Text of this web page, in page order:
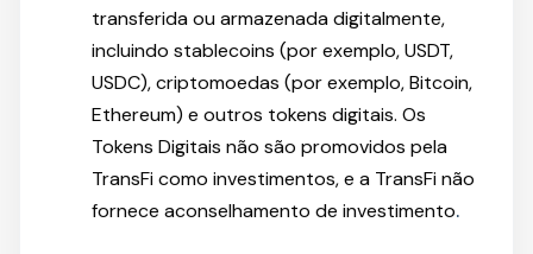
transferida ou armazenada digitalmente,
incluindo stablecoins (por exemplo, USDT,
USDC), criptomoedas (por exemplo, Bitcoin,
Ethereum) e outros tokens digitais. Os
Tokens Digitais não são promovidos pela
TransFi como investimentos, e a TransFi não
fornece aconselhamento de investimento.